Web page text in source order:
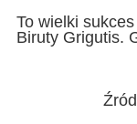
To wielki
Biruty Grigutis.